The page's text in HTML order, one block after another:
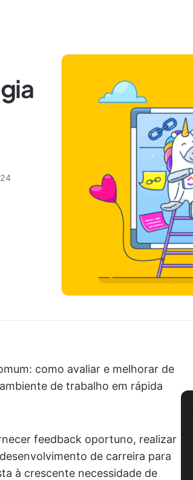
como avaliar e melhorar de
de trabalho em rápida
feedback oportuno, realizar
de carreira para
à crescente necessidade de